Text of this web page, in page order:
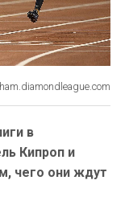
в
Кипроп и
чего они ждут